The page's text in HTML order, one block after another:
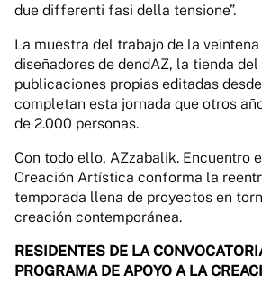
due differenti fasi della tensione”.
La muestra del trabajo de la
diseñadores de dendAZ, la tienda
publicaciones propias editadas
completan esta jornada que otros
de 2.000 personas.
Con todo ello, AZzabalik. Encuentro
Creación Artística conforma la
temporada llena de proyectos en
creación contemporánea.
RESIDENTES DE LA
PROGRAMA DE APOYO A LA